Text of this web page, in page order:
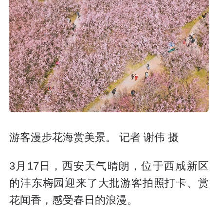
游客漫步花海赏美景。 记者 谢伟 摄
3月17日，西安天气晴朗，位于西咸新区
的沣东梅园迎来了大批游客拍照打卡、赏
花闻香，感受春日的浪漫。